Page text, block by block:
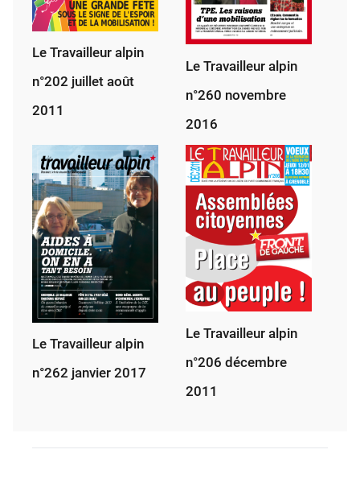
Le Travailleur alpin
n°202 juillet août
2011
Le Travailleur alpin
n°260 novembre
2016
Le Travailleur alpin
n°262 janvier 2017
Le Travailleur alpin
n°206 décembre
2011